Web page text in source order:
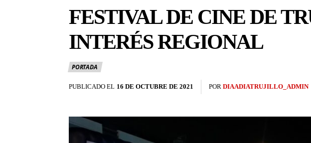
FESTIVAL DE CINE DE
INTERÉS REGIONAL
PORTADA
PUBLICADO EL 16 DE OCTUBRE DE 2021 POR DIAADIATRUJILLO_ADMIN